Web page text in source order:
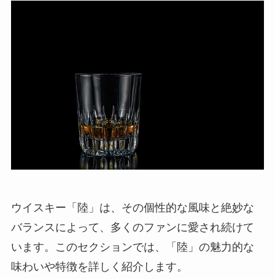
ウイスキー「陸」は、その個性的な風味と絶妙な
バランスによって、多くのファンに愛され続けて
います。このセクションでは、「陸」の魅力的な
味わいや特徴を詳しく紹介します。